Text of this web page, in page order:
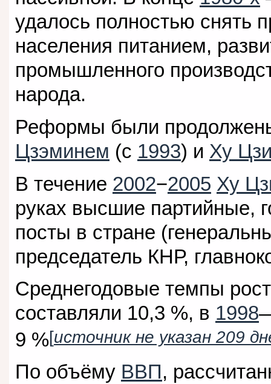
удалось полностью снять
населения питанием,
промышленного
народа.
Реформы были
Цзэминем (с 1993) и Ху
В течение 2002−2005 Ху
руках высшие партийные,
посты в стране
председатель КНР,
Среднегодовые темпы
составляли 10,3 %, в 1998
9 %[источник не указан 209
По объёму ВВП,